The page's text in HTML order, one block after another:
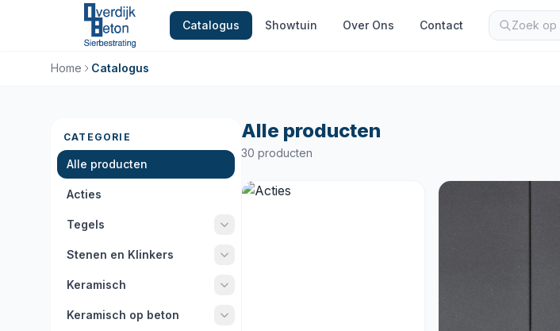
Catalogus Showtuin Over Ons Contact
Home Catalogus
CATEGORIE
Alle producten
Acties
Tegels
Stenen en Klinkers
Keramisch
Keramisch op beton
Alle producten
30 producten